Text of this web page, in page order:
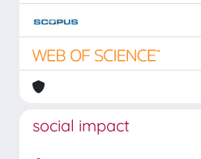
social impact